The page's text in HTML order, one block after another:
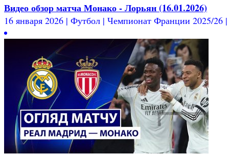
Видео обзор матча Монако - Лорьян (16.01.2026)
16 января 2026 | Футбол | Чемпионат Франции 2025/26